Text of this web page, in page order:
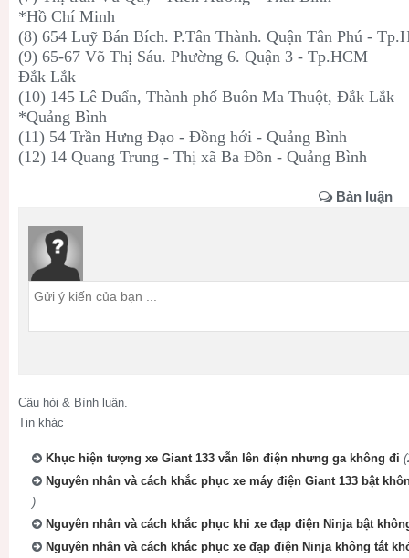
*Hồ Chí Minh
(8) 654 Luỹ Bán Bích. P.Tân Thành. Quận Tân Phú -
(9) 65-67 Võ Thị Sáu. Phường 6. Quận 3 - Tp.HCM
Đắk Lắk
(10) 145 Lê Duẩn, Thành phố Buôn Ma Thuột, Đắk Lắk
*Quảng Bình
(11) 54 Trần Hưng Đạo - Đồng hới - Quảng Bình
(12) 14 Quang Trung - Thị xã Ba Đồn - Quảng Bình
Bàn luận
Câu hỏi & Bình luận.
Tin khác
Khục hiện tượng xe Giant 133 vẫn lên điện nhưng ga không đi
Nguyên nhân và cách khắc phục xe máy điện Giant 133 bật
)
Nguyên nhân và cách khắc phục khi xe đạp điện Ninja bật
Nguyên nhân và cách khắc phục xe đạp điện Ninja không tắt